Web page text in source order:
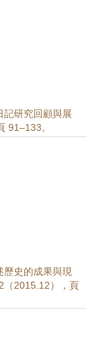
研究回顧與展
91–133。
史的成果與現
（2015.12），頁